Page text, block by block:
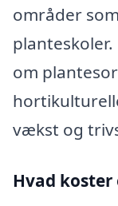
områder
om
vækst og
Hvad